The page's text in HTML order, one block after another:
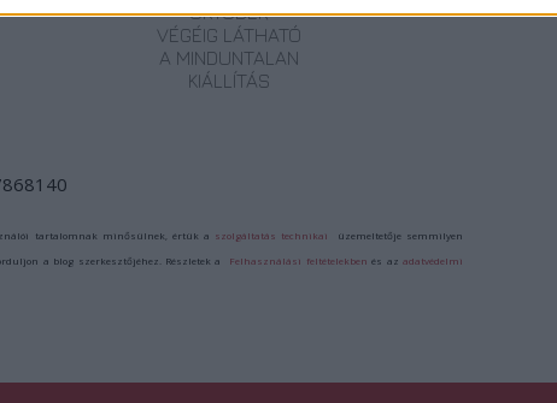
OKTÓBER
VÉGÉIG LÁTHATÓ
A MINDUNTALAN
KIÁLLÍTÁS
tartalomnak minősülnek, értük a szolgáltatás technikai üzemeltetője semmilyen
a blog szerkesztőjéhez. Részletek a Felhasználási feltételekben és azadatvédelmi